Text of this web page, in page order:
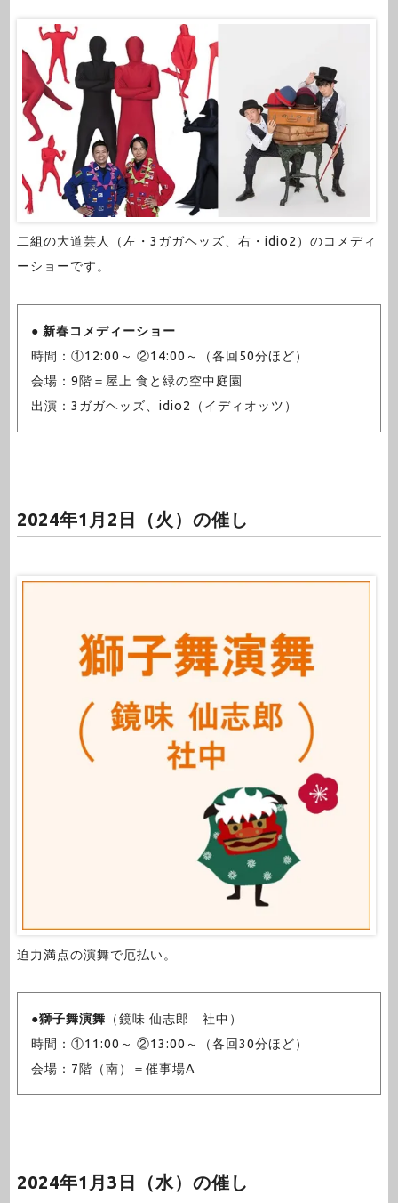
二組の大道芸人（左・3ガガヘッズ、右・idio2）のコメディ
ーショーです。
● 新春コメディーショー
時間：①12:00～ ②14:00～（各回50分ほど）
会場：9階＝屋上 食と緑の空中庭園
出演：3ガガヘッズ、idio2（イディオッツ）
2024年1月2日（火）の催し
迫力満点の演舞で厄払い。
●獅子舞演舞 （鏡味 仙志郎 社中）
時間：①11:00～ ②13:00～（各回30分ほど）
会場：7階（南）＝催事場A
2024年1月3日（水）の催し